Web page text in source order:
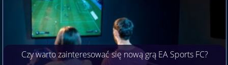
Czy warto zainteresować się nową grą EA Sports FC?